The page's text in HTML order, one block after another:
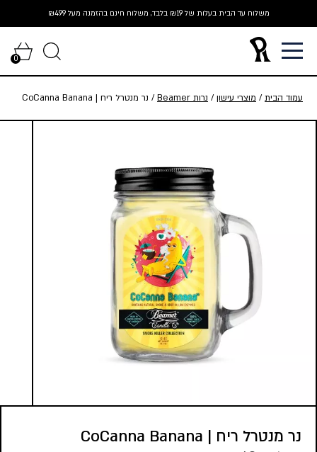
to
content
משלוח עד הבית בעלות של ₪19 בלבד, משלוח חינם בהזמנה מעל ₪499
0
עמוד הבית/ מוצרי עישון/ נרות Beamer / נר מנטרל ריח | CoCanna Banana
נר מנטרל ריח | CoCanna Banana